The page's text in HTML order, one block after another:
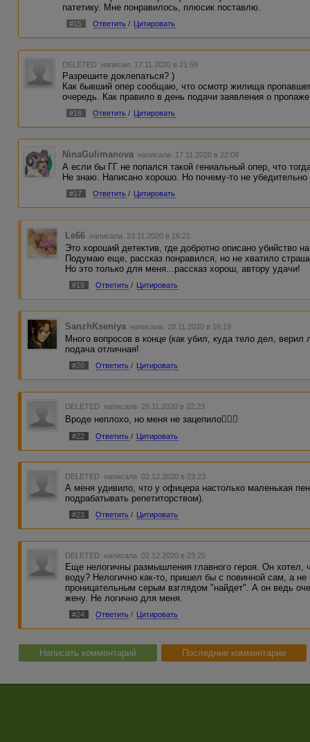
Кстати! Судя по внутренней реплике
Ну и в конце просто эпический фейл:
убийцу. А как же административные
второстепенным.
Просто автор, как и любой художник,
дело с этим согласиться...
Что касается рассказа, а не деталей
критично они не влияют. История
трактовкой образов персонажей, то и
за дверью. Думаю, запас символов
патетику. Мне понравилось, плюсик поставлю.
#15 Ответить / Цитировать
DELETED написал 17.11.2020 в 21:59
Разрешите доклепаться? )
Как бывший опер сообщаю, что осмотр жилища
очередь. Как правило в день подачи заявления о
#16 Ответить / Цитировать
NinaGulimanova написала 17.11.2020 в 22:08
А если бы ГГ не попался такой гениальный опер, что
Не знаю. Написано хорошо. Но почему-то не
#17 Ответить / Цитировать
Le66 написала 23.11.2020 в 16:21
Это хороший детектив, где добротно описано убийство
Подумаю еще, рассказ понравился, но не хватило
Но это только для меня...рассказ хорош, автору удачи!
#19 Ответить / Цитировать
SanzhKseniya написала 28.11.2020 в 16:19
Много вопросов в конце (как убил, куда тело дел, верил
подача отличная!
#20 Ответить / Цитировать
DELETED написала 29.11.2020 в 22:23
Вроде неплохо, но меня не зацепило🤷🏻‍♀️
#22 Ответить / Цитировать
DELETED написала 02.12.2020 в 23:23
А меня удивило, что у офицера настолько маленькая
подрабатывать репетиторством).
#23 Ответить / Цитировать
DELETED написала 02.12.2020 в 23:25
Еще нелогичны размышления главного героя. Он хотел,
воду? Нелогично как-то, пришел бы с повинной сам, а не
проницательным серым взглядом "найдет". А он ведь
жену. Не логично для меня.
#24 Ответить / Цитировать
Написать комментарий Последние комментарии